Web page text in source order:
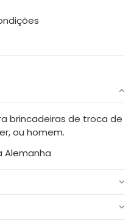
brincadeiras de troca de
ou homem.
Alemanha